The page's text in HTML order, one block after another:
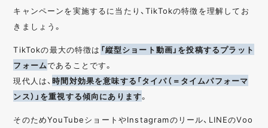
キャンペーンを実施するに当たり、TikTokの特徴を理解してお
きましょう。
TikTokの最大の特徴は 「縦型ショート動画」を投稿するプラット
フォームであることです。
現代人は、時間対効果を意味する「タイパ（＝タイムパフォーマ
ンス）」を重視する傾向にあります。
そのためYouTubeショートやInstagramのリール、LINEのVoo